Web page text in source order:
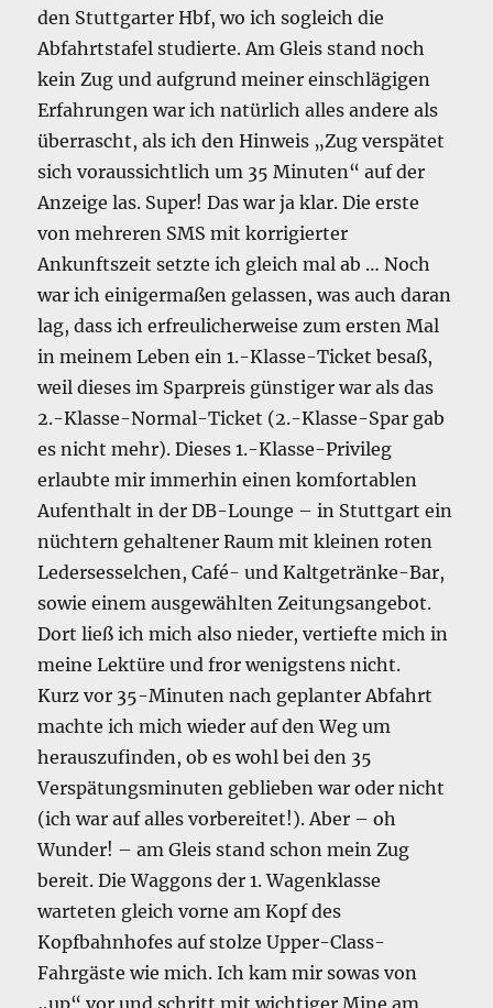
den Stuttgarter Hbf, wo ich sogleich die
Abfahrtstafel studierte. Am Gleis stand noch
kein Zug und aufgrund meiner einschlägigen
Erfahrungen war ich natürlich alles andere als
überrascht, als ich den Hinweis „Zug verspätet
sich voraussichtlich um 35 Minuten“ auf der
Anzeige las. Super! Das war ja klar. Die erste
von mehreren SMS mit korrigierter
Ankunftszeit setzte ich gleich mal ab … Noch
war ich einigermaßen gelassen, was auch daran
lag, dass ich erfreulicherweise zum ersten Mal
in meinem Leben ein 1.-Klasse-Ticket besaß,
weil dieses im Sparpreis günstiger war als das
2.-Klasse-Normal-Ticket (2.-Klasse-Spar gab
es nicht mehr). Dieses 1.-Klasse-Privileg
erlaubte mir immerhin einen komfortablen
Aufenthalt in der DB-Lounge – in Stuttgart ein
nüchtern gehaltener Raum mit kleinen roten
Ledersesselchen, Café- und Kaltgetränke-Bar,
sowie einem ausgewählten Zeitungsangebot.
Dort ließ ich mich also nieder, vertiefte mich in
meine Lektüre und fror wenigstens nicht.
Kurz vor 35-Minuten nach geplanter Abfahrt
machte ich mich wieder auf den Weg um
herauszufinden, ob es wohl bei den 35
Verspätungsminuten geblieben war oder nicht
(ich war auf alles vorbereitet!). Aber – oh
Wunder! – am Gleis stand schon mein Zug
bereit. Die Waggons der 1. Wagenklasse
warteten gleich vorne am Kopf des
Kopfbahnhofes auf stolze Upper-Class-
Fahrgäste wie mich. Ich kam mir sowas von